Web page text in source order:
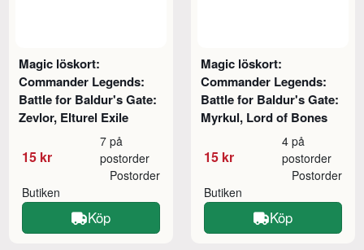
Magic löskort:
Commander Legends:
Battle for Baldur's Gate:
Zevlor, Elturel Exile
15 kr
7 på
postorder
Butiken
Postorder
Köp
Magic löskort:
Commander Legends:
Battle for Baldur's Gate:
Myrkul, Lord of Bones
15 kr
4 på
postorder
Butiken
Postorder
Köp